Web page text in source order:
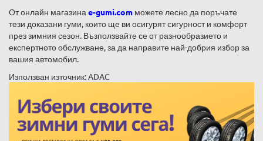
От онлайн магазина e-gumi.com можете лесно да поръчате
тези доказани гуми, които ще ви осигурят сигурност и комфорт
през зимния сезон. Възползвайте се от разнообразието и
експертното обслужване, за да направите най-добрия избор за
вашия автомобил.
Използван източник: ADAC